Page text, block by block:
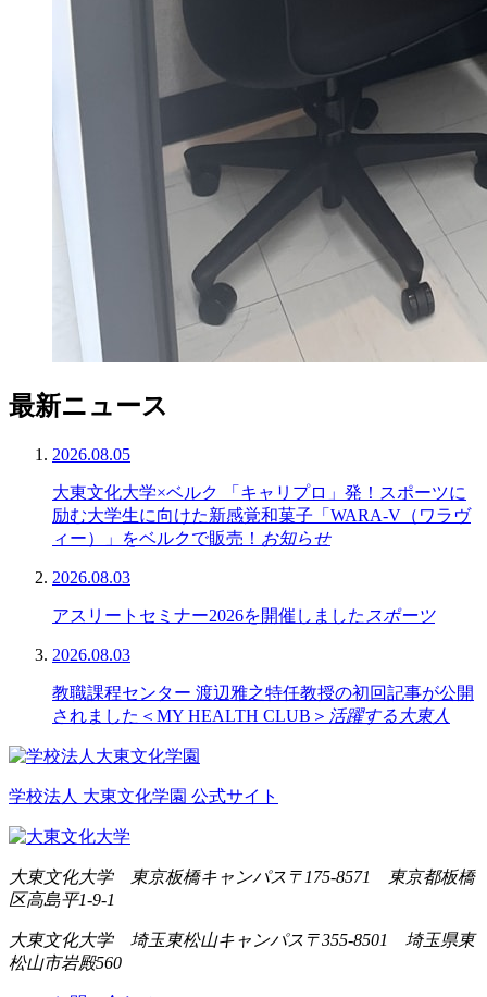
最新ニュース
2026.08.05
大東文化大学×ベルク 「キャリプロ」発！スポーツに
励む大学生に向けた新感覚和菓子「WARA-V（ワラヴ
ィー）」をベルクで販売！ お知らせ
2026.08.03
アスリートセミナー2026を開催しました スポーツ
2026.08.03
教職課程センター 渡辺雅之特任教授の初回記事が公開
されました＜MY HEALTH CLUB＞ 活躍する大東人
学校法人 大東文化学園 公式サイト
大東文化大学 東京板橋キャンパス 〒175-8571 東京都板橋
区高島平1-9-1
大東文化大学 埼玉東松山キャンパス 〒355-8501 埼玉県東
松山市岩殿560